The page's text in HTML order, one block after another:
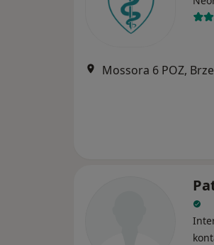
Mossora 6 POZ,